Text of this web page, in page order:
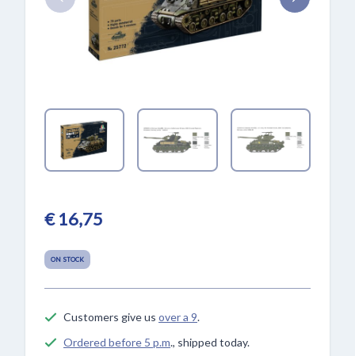
€ 16,75
ON STOCK
Customers give us over a 9.
Ordered before 5 p.m., shipped today.